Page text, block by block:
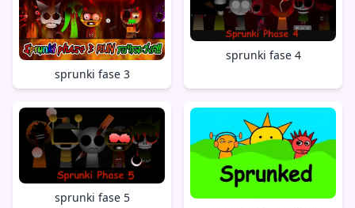
sprunki fase 3
sprunki fase 4
sprunki fase 5